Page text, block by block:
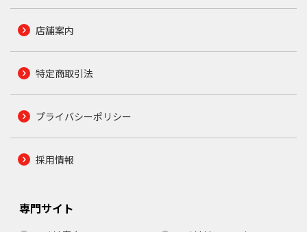
店舗案内
特定商取引法
プライバシーポリシー
採用情報
専門サイト